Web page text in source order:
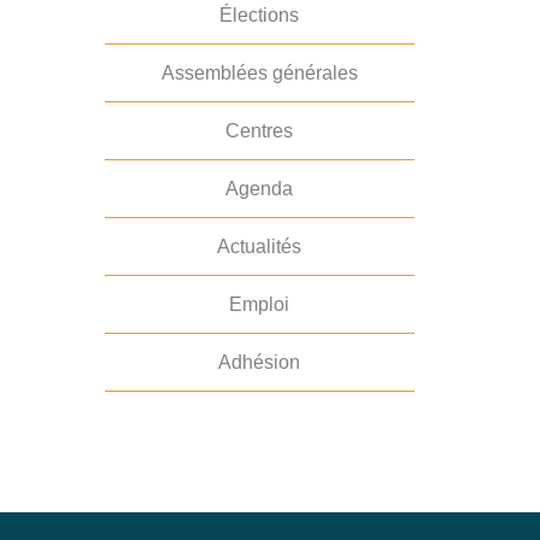
Élections
Assemblées générales
Centres
Agenda
Actualités
Emploi
Adhésion